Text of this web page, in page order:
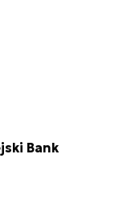
Bank